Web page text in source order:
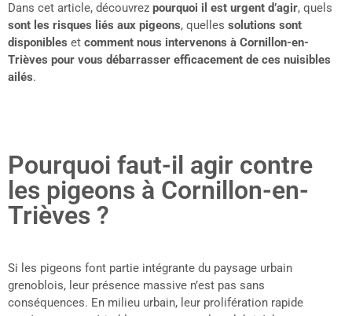
Dans cet article, découvrez pourquoi il est urgent d’agir, quels
sont les risques liés aux pigeons, quelles solutions sont
disponibles et comment nous intervenons à Cornillon-en-
Trièves pour vous débarrasser efficacement de ces nuisibles
ailés.
Pourquoi faut-il agir contre
les pigeons à Cornillon-en-
Trièves ?
Si les pigeons font partie intégrante du paysage urbain
grenoblois, leur présence massive n’est pas sans
conséquences. En milieu urbain, leur prolifération rapide